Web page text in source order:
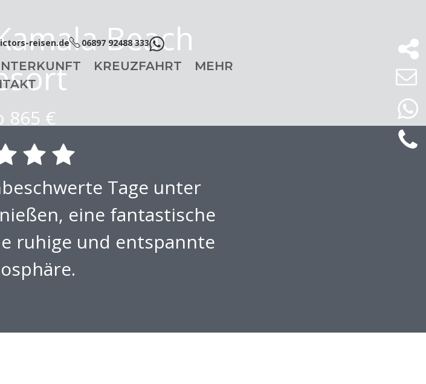
reisen.de 06897 92488 333
KREUZFAHRT
MEHR
Beach
865 €
Tage unter
eine fantastische
ruhige und entspannte